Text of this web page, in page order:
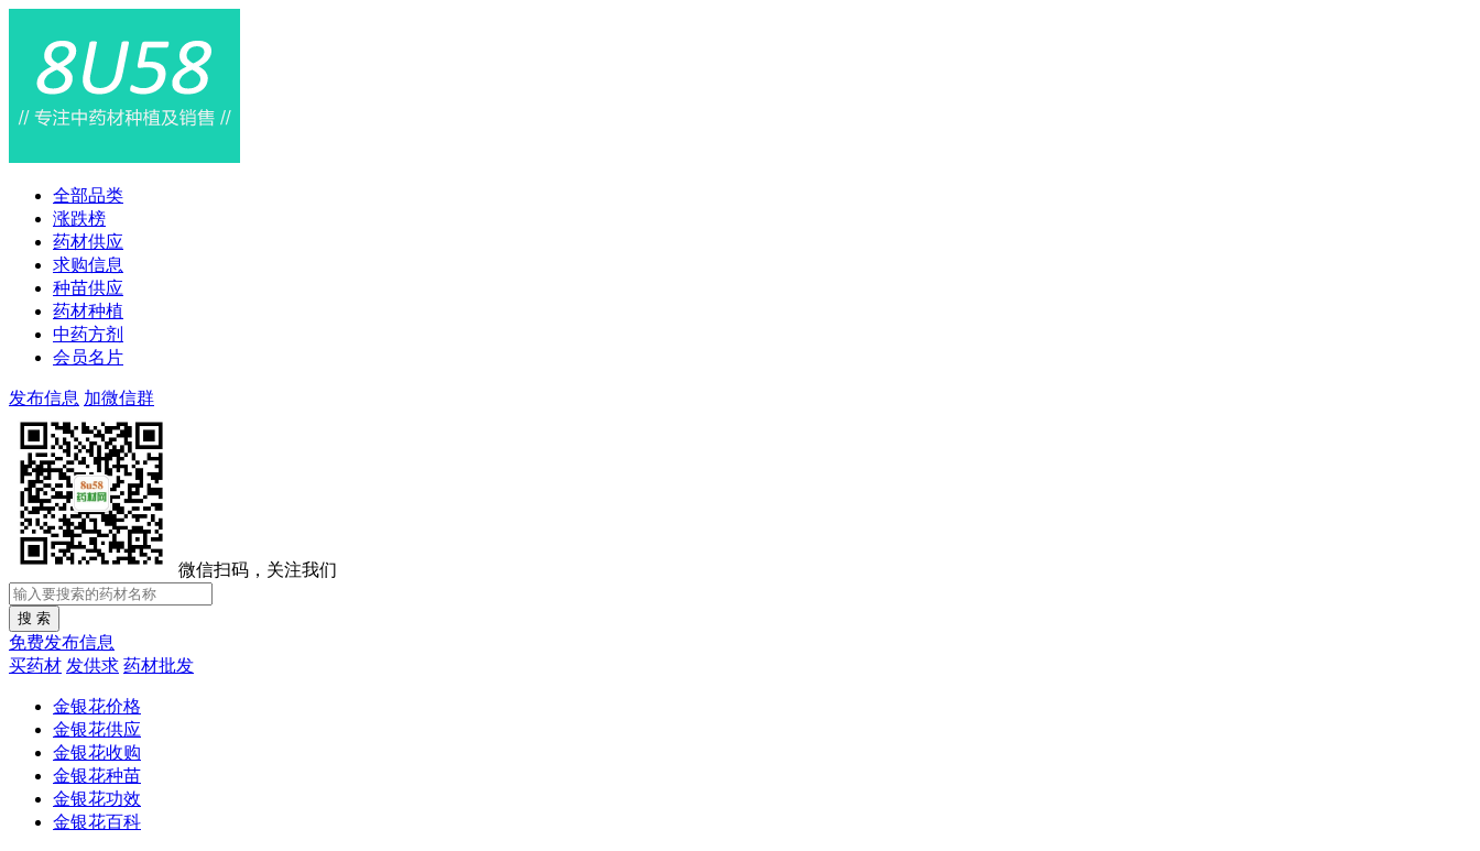
全部品类
涨跌榜
药材供应
求购信息
种苗供应
药材种植
中药方剂
会员名片
发布信息 加微信群
微信扫码，关注我们
免费发布信息
买药材 发供求 药材批发
金银花价格
金银花供应
金银花收购
金银花种苗
金银花功效
金银花百科